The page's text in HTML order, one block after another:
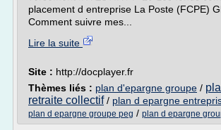
placement d entreprise La Poste (FCPE)
Comment suivre mes...
Lire la suite
Site : http://docplayer.fr
Thèmes liés : plan d'epargne groupe /
retraite collectif/ plan d epargne
plan d epargne groupe peg / plan d epargne